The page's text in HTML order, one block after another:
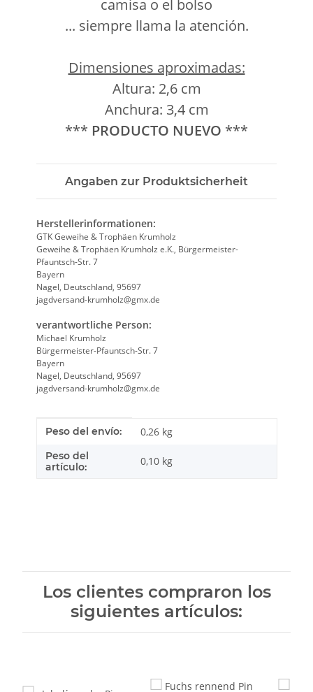
camisa o el bolso
... siempre llama la atención.
Dimensiones aproximadas:
Altura: 2,6 cm
Anchura: 3,4 cm
*** PRODUCTO NUEVO ***
Angaben zur Produktsicherheit
Herstellerinformationen:
GTK Geweihe & Trophäen Krumholz
Geweihe & Trophäen Krumholz e.K., Bürgermeister-
Pfauntsch-Str. 7
Bayern
Nagel, Deutschland, 95697
jagdversand-krumholz@gmx.de
verantwortliche Person:
Michael Krumholz
Bürgermeister-Pfauntsch-Str. 7
Bayern
Nagel, Deutschland, 95697
jagdversand-krumholz@gmx.de
Característica del producto
valor
Peso del envío: 0,26 kg
Peso del
artículo:
0,10 kg
Los clientes compraron los
siguientes artículos: